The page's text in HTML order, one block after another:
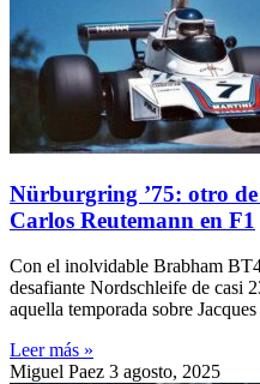
Nürburgring ’75: otro
Carlos Reutemann en F1
Con el inolvidable Brabham
desafiante Nordschleife de casi
aquella temporada sobre
Leer más »
Miguel Paez 3 agosto, 2025